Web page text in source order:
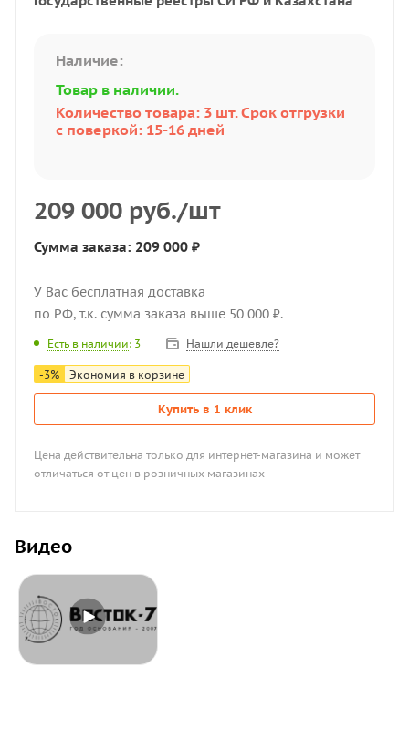
Наличие:
Товар в наличии.
Количество товара: 3 шт. Срок отгрузки
с поверкой: 15-16 дней
209 000 руб./шт
Сумма заказа: 209 000 ₽
У Вас бесплатная доставка
по РФ, т.к. сумма заказа выше 50 000 ₽.
Есть в наличии: 3 Нашли дешевле?
-3% Экономия в корзине
Купить в 1 клик
Цена действительна только для интернет-магазина и может
отличаться от цен в розничных магазинах
Видео